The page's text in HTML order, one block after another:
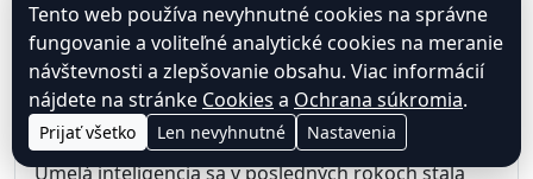
Najlepšie AI nástroje pre prácu
iMan.sk (11.03.2026 07:35)
Kategória:Generatívna AI
Umelá inteligencia sa v posledných rokoch stala
Tento web používa nevyhnutné cookies na správne
fungovanie a voliteľné analytické cookies na meranie
návštevnosti a zlepšovanie obsahu. Viac informácií
nájdete na stránke Cookies a Ochrana súkromia.
Prijať všetko Len nevyhnutné Nastavenia